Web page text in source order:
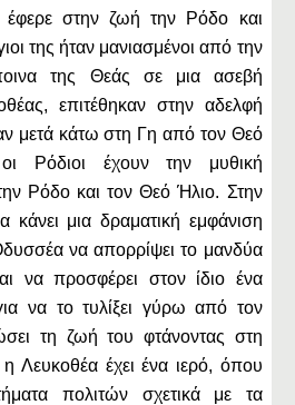
στην ζωή την Ρόδο και
της ήταν μανιασμένοι από την
της Θεάς σε μια ασεβή
επιτέθηκαν στην αδελφή
μετά κάτω στη Γη από τον Θεό
Ρόδιοι έχουν την μυθική
Ρόδο και τον Θεό Ήλιο. Στην
μια δραματική εμφάνιση
να απορρίψει το μανδύα
να προσφέρει στον ίδιο ένα
να το τυλίξει γύρω από τον
τη ζωή του φτάνοντας στη
Λευκοθέα έχει ένα ιερό, όπου
πολιτών σχετικά με τα